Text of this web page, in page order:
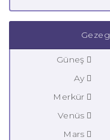
Güneş
Ay
Merkür
Venüs
Mars